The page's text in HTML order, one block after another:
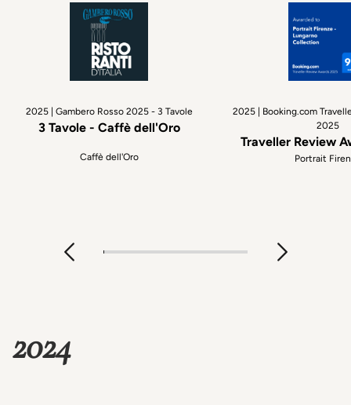
2025 | Gambero Rosso 2025 - 3 Tavole
3 Tavole - Caffè dell'Oro
Caffè dell'Oro
2025 | Booking.com
2025
Traveller Review
Portrait
2024